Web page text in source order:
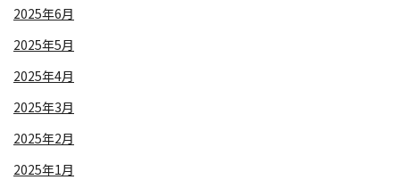
2025年6月
2025年5月
2025年4月
2025年3月
2025年2月
2025年1月